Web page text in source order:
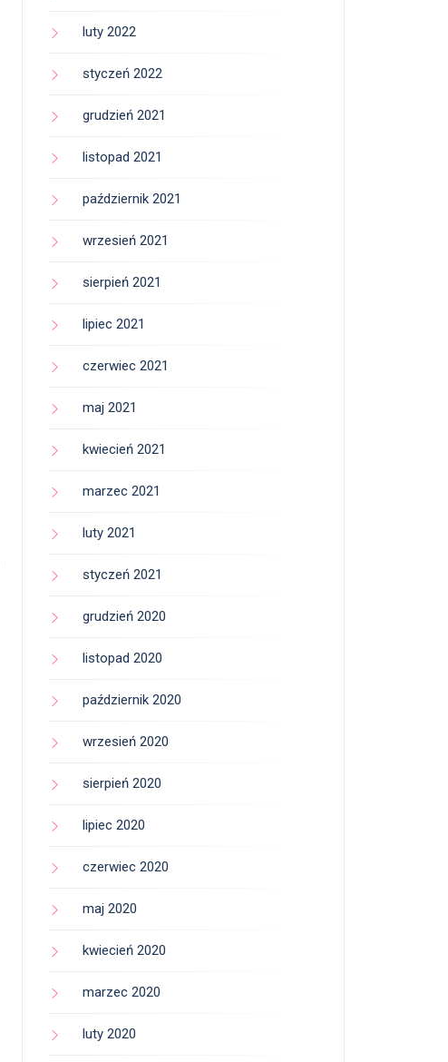
luty 2022
styczeń 2022
grudzień 2021
listopad 2021
październik 2021
wrzesień 2021
sierpień 2021
lipiec 2021
czerwiec 2021
maj 2021
kwiecień 2021
marzec 2021
luty 2021
styczeń 2021
grudzień 2020
listopad 2020
październik 2020
wrzesień 2020
sierpień 2020
lipiec 2020
czerwiec 2020
maj 2020
kwiecień 2020
marzec 2020
luty 2020